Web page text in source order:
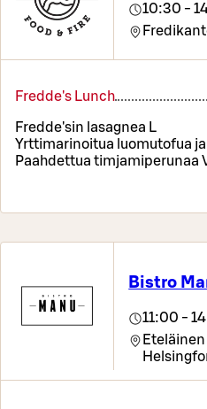
10:30 -
Fredde's Lunch
Fredde'sin lasagnea L
Yrttimarinoitua luomutofua ja
Paahdettua timjamiperunaa
Bistro
11:00 -